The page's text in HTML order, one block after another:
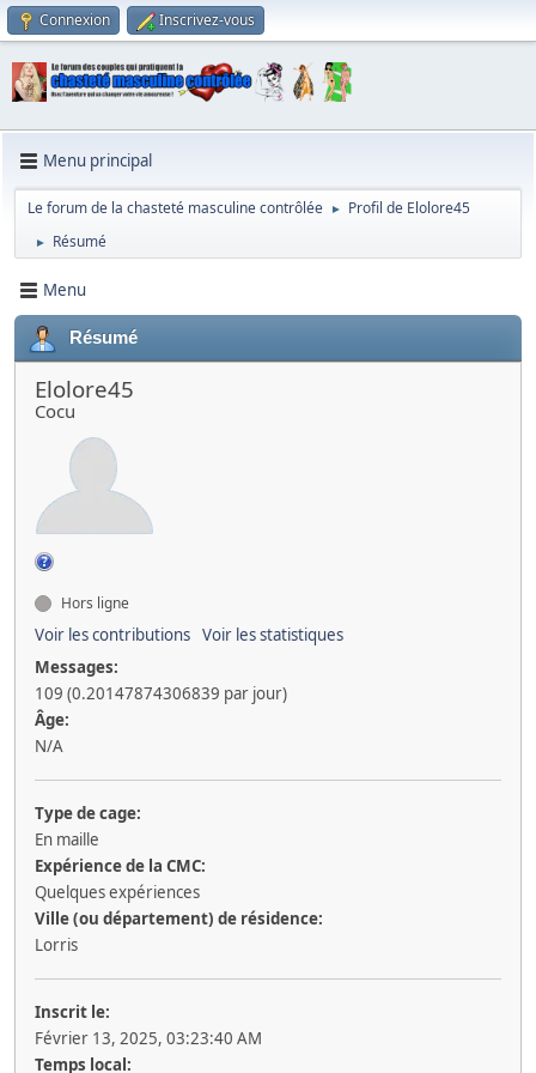
Connexion Inscrivez-vous
Menu principal
Le forum de la chasteté masculine contrôlée ► Profil de Elolore45
► Résumé
Menu
Résumé
Elolore45
Cocu
Hors ligne
Voir les contributions Voir les statistiques
Messages:
109 (0.20147874306839 par jour)
Âge:
N/A
Type de cage:
En maille
Expérience de la CMC:
Quelques expériences
Ville (ou département) de résidence:
Lorris
Inscrit le:
Février 13, 2025, 03:23:40 AM
Temps local: